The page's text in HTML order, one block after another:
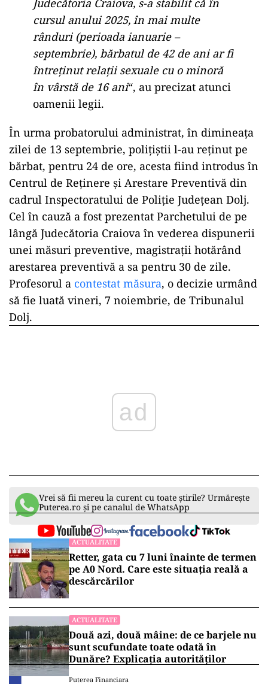
Judecătoria Craiova, s-a stabilit că în
cursul anului 2025, în mai multe
rânduri (perioada ianuarie –
septembrie), bărbatul de 42 de ani ar fi
întreținut relații sexuale cu o minoră
în vârstă de 16 ani“, au precizat atunci
oamenii legii.
În urma probatorului administrat, în dimineața
zilei de 13 septembrie, polițiștii l-au reținut pe
bărbat, pentru 24 de ore, acesta fiind introdus în
Centrul de Reținere și Arestare Preventivă din
cadrul Inspectoratului de Poliție Județean Dolj.
Cel în cauză a fost prezentat Parchetului de pe
lângă Judecătoria Craiova în vederea dispunerii
unei măsuri preventive, magistrații hotărând
arestarea preventivă a sa pentru 30 de zile.
Profesorul a contestat măsura, o decizie urmând
să fie luată vineri, 7 noiembrie, de Tribunalul
Dolj.
ad
Vrei să fii mereu la curent cu toate știrile? Urmărește
Puterea.ro și pe canalul de WhatsApp
ACTUALITATE
Retter, gata cu 7 luni înainte de termen
pe A0 Nord. Care este situația reală a
descărcărilor
ACTUALITATE
Două azi, două mâine: de ce barjele nu
sunt scufundate toate odată în
Dunăre? Explicația autorităților
Puterea Financiara